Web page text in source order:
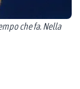
che fa. Nella